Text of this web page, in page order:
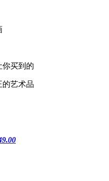
印刷
你买到的
的艺术品